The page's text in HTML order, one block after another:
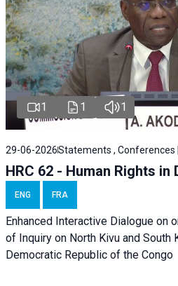
1 1 1
29-06-2026Statements , Conferences |
HRC 62 - Human Rights in
ENG FRA
Enhanced Interactive Dialogue on
of Inquiry on North Kivu and South
Democratic Republic of the Congo